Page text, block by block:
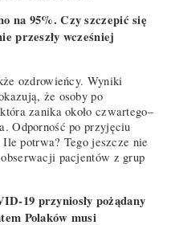
na 95%. Czy szczepić się
przeszły wcześniej
ozdrowieńcy. Wyniki
że osoby po
zanika około czwartego–
Odporność po przyjęciu
potrwa? Tego jeszcze nie
pacjentów z grup
19 przyniosły pożądany
Polaków musi